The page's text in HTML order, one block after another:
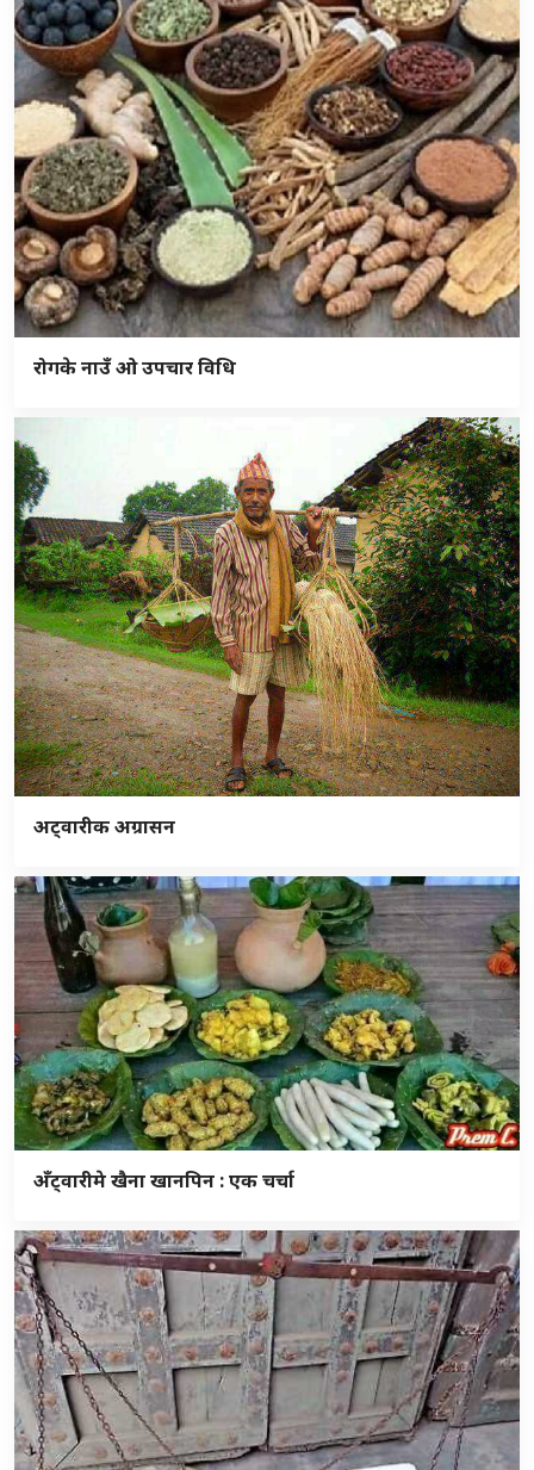
रोगके नाउँ ओ उपचार विधि
अट्वारीक अग्रासन
अँट्वारीमे खैना खानपिन : एक चर्चा